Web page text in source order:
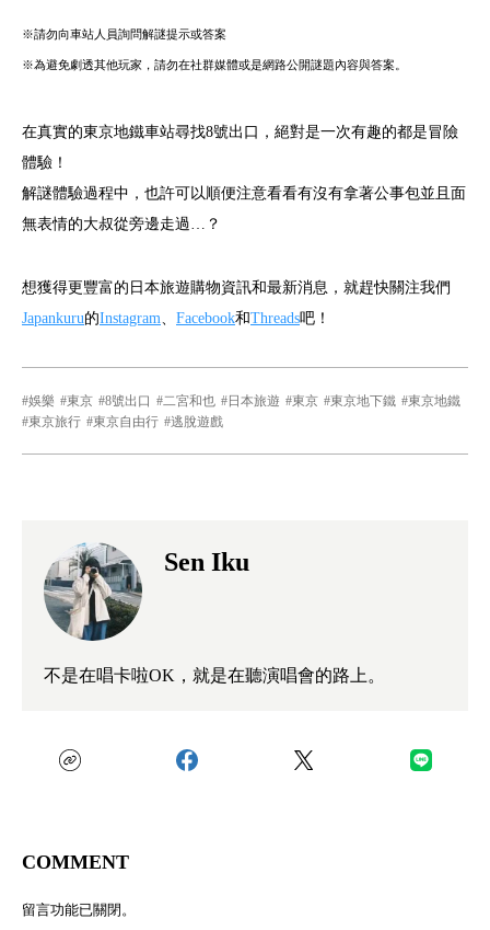
※請勿向車站人員詢問解謎提示或答案
※為避免劇透其他玩家，請勿在社群媒體或是網路公開謎題內容與答案。
在真實的東京地鐵車站尋找8號出口，絕對是一次有趣的都是冒險
體驗！
解謎體驗過程中，也許可以順便注意看看有沒有拿著公事包並且面
無表情的大叔從旁邊走過…？
想獲得更豐富的日本旅遊購物資訊和最新消息，就趕快關注我們
Japankuru的Instagram Facebook和Threads吧！
娛樂 東京 8號出口 二宮和也 日本旅遊 東京 東京地下鐵
東京地鐵
東京旅行
東京自由行 逃脫遊戲
Sen Iku
不是在唱卡啦OK，就是在聽演唱會的路上。
COMMENT
留言功能已關閉。